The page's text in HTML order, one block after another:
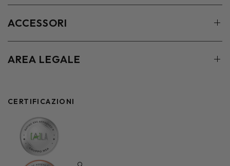
ACCESSORI
AREA LEGALE
CERTIFICAZIONI